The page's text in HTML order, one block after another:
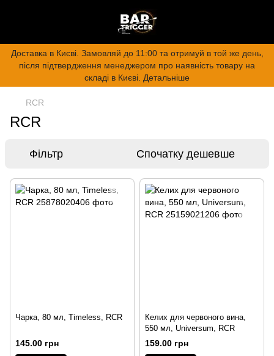
Доставка в Києві. Замовляй до 11:00 та отримуй в той же день,
після підтвердження менеджером про наявність товару на
складі в Києві. Детальніше
RCR
RCR
Фільтр Спочатку дешевше
Чарка, 80 мл, Timeless, RCR
145.00 грн
Келих для червоного вина,
550 мл, Universum, RCR
159.00 грн